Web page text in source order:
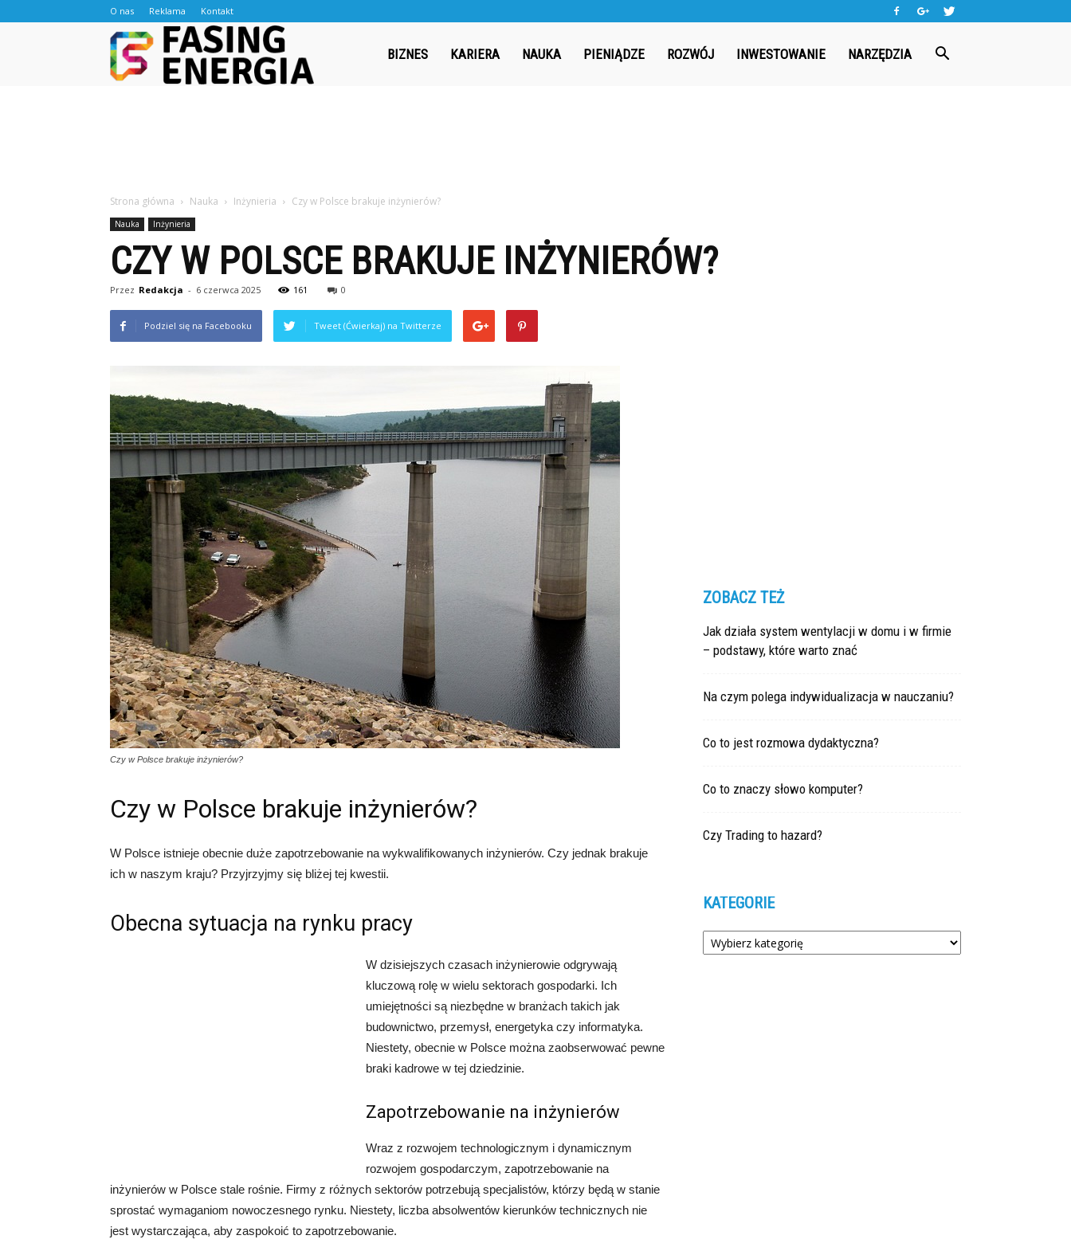
O nas Reklama Kontakt
Fasingenergia.plBIZNES KARIERA NAUKA PIENIĄDZE ROZWÓJ INWESTOWANIE NARZĘDZIA
Strona główna Nauka Inżynieria Czy w Polsce brakuje inżynierów?
Nauka Inżynieria
CZY W POLSCE BRAKUJE INŻYNIERÓW?
Przez Redakcja - 6 czerwca 2025 161 0
Podziel się na Facebooku Tweet (Ćwierkaj) na Twitterze
Czy w Polsce brakuje inżynierów?
Czy w Polsce brakuje inżynierów?
W Polsce istnieje obecnie duże zapotrzebowanie na wykwalifikowanych inżynierów. Czy jednak brakuje
ich w naszym kraju? Przyjrzyjmy się bliżej tej kwestii.
Obecna sytuacja na rynku pracy
W dzisiejszych czasach inżynierowie odgrywają
kluczową rolę w wielu sektorach gospodarki. Ich
umiejętności są niezbędne w branżach takich jak
budownictwo, przemysł, energetyka czy informatyka.
Niestety, obecnie w Polsce można zaobserwować pewne
braki kadrowe w tej dziedzinie.
Zapotrzebowanie na inżynierów
Wraz z rozwojem technologicznym i dynamicznym
rozwojem gospodarczym, zapotrzebowanie na
inżynierów w Polsce stale rośnie. Firmy z różnych sektorów potrzebują specjalistów, którzy będą w stanie
sprostać wymaganiom nowoczesnego rynku. Niestety, liczba absolwentów kierunków technicznych nie
jest wystarczająca, aby zaspokoić to zapotrzebowanie.
ZOBACZ TEŻ
Jak działa system wentylacji w domu i w firmie
– podstawy, które warto znać
Na czym polega indywidualizacja w nauczaniu?
Co to jest rozmowa dydaktyczna?
Co to znaczy słowo komputer?
Czy Trading to hazard?
KATEGORIE
Kategorie